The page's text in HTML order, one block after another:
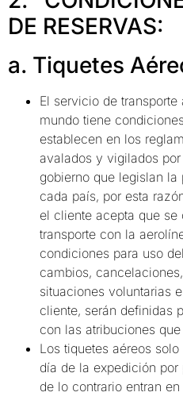
DE RESERVAS:
a. Tiquetes
El servicio de
mundo tiene
establecen en los
avalados y vigilados
gobierno que legislan
cada país, por esta
el cliente acepta que
transporte con la
condiciones para uso
cambios,
situaciones voluntarias
cliente, serán definidas
con las atribuciones
Los tiquetes aéreos
día de la expedición
de lo contrario entran